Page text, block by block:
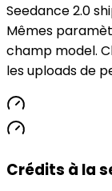
Seedance 2.0
Mêmes
champ model.
les uploads de
Crédits à la